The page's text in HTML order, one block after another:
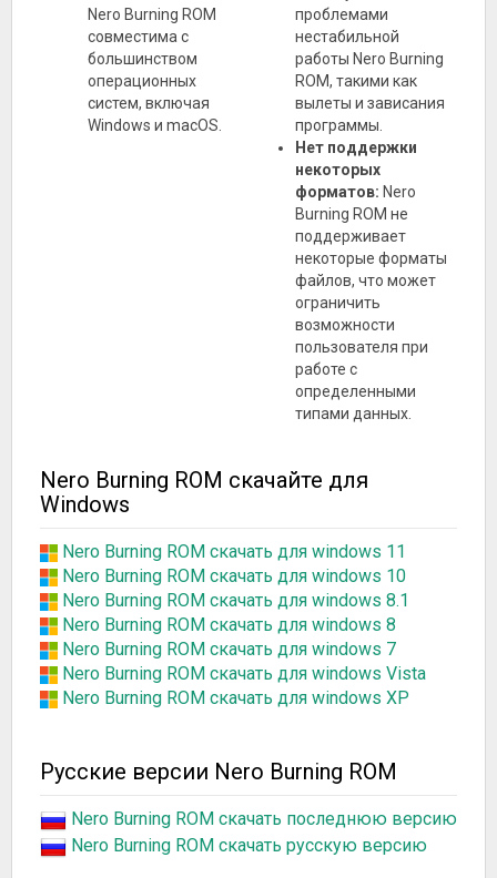
Nero Burning ROM
совместима с
большинством
операционных
систем, включая
Windows и macOS.
проблемами
нестабильной
работы Nero Burning
ROM, такими как
вылеты и зависания
программы.
Нет поддержки
некоторых
форматов: Nero
Burning ROM не
поддерживает
некоторые форматы
файлов, что может
ограничить
возможности
пользователя при
работе с
определенными
типами данных.
Nero Burning ROM скачайте для
Windows
Nero Burning ROM скачать для windows 11
Nero Burning ROM скачать для windows 10
Nero Burning ROM скачать для windows 8.1
Nero Burning ROM скачать для windows 8
Nero Burning ROM скачать для windows 7
Nero Burning ROM скачать для windows Vista
Nero Burning ROM скачать для windows XP
Русские версии Nero Burning ROM
Nero Burning ROM скачать последнюю версию
Nero Burning ROM скачать русскую версию